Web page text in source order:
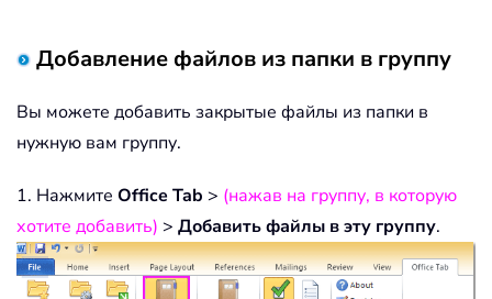
Добавление файлов из папки в группу
Вы можете добавить закрытые файлы из папки в
нужную вам группу.
1. Нажмите Office Tab > (нажав на группу, в которую
хотите добавить) > Добавить файлы в эту группу.